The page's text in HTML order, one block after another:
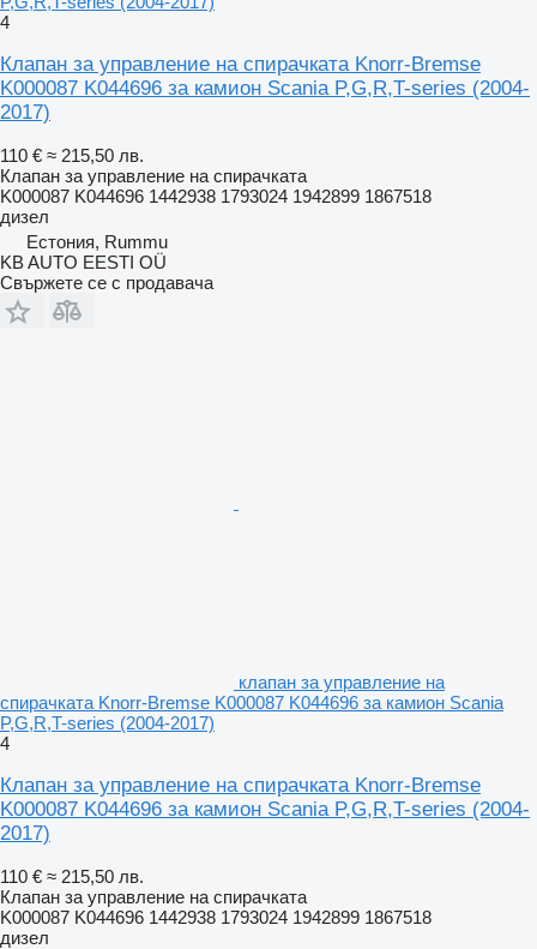
4
Клапан за управление на спирачката Knorr-Bremse
K000087 K044696 за камион Scania P,G,R,T-series (2004-
2017)
110 € ≈ 215,50 лв.
Клапан за управление на спирачката
K000087 K044696 1442938 1793024 1942899 1867518
дизел
Естония, Rummu
KB AUTO EESTI OÜ
Свържете се с продавача
клапан за управление на
спирачката Knorr-Bremse K000087 K044696 за камион Scania
P,G,R,T-series (2004-2017)
4
Клапан за управление на спирачката Knorr-Bremse
K000087 K044696 за камион Scania P,G,R,T-series (2004-
2017)
110 € ≈ 215,50 лв.
Клапан за управление на спирачката
K000087 K044696 1442938 1793024 1942899 1867518
дизел